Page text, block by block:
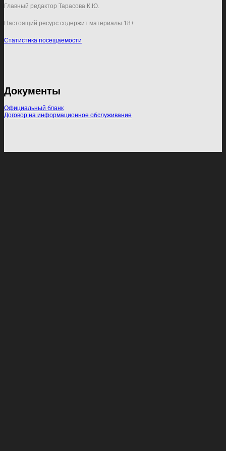
Главный редактор Тарасова К.Ю.
Настоящий ресурс содержит материалы 18+
Статистика посещаемости
Документы
Официальный бланк
Договор на информационное обслуживание